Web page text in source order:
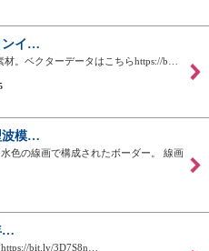
ンイ…
。ベクターデータはこちらhttps://b…
波模…
色の線画で構成されたボーダー。 線画
…
bit.ly/3D7S8n…